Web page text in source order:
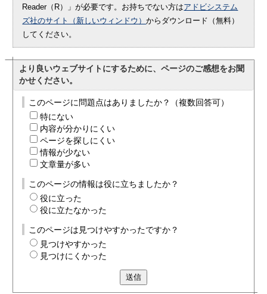
Reader（R）」が必要です。お持ちでない方はアドビシステム
ズ社のサイト（新しいウィンドウ）からダウンロード（無料）
してください。
より良いウェブサイトにするために、ページのご感想をお聞
かせください。
このページに問題点はありましたか？（複数回答可）
特にない
内容が分かりにくい
ページを探しにくい
情報が少ない
文章量が多い
このページの情報は役に立ちましたか？
役に立った
役に立たなかった
このページは見つけやすかったですか？
見つけやすかった
見つけにくかった
送信